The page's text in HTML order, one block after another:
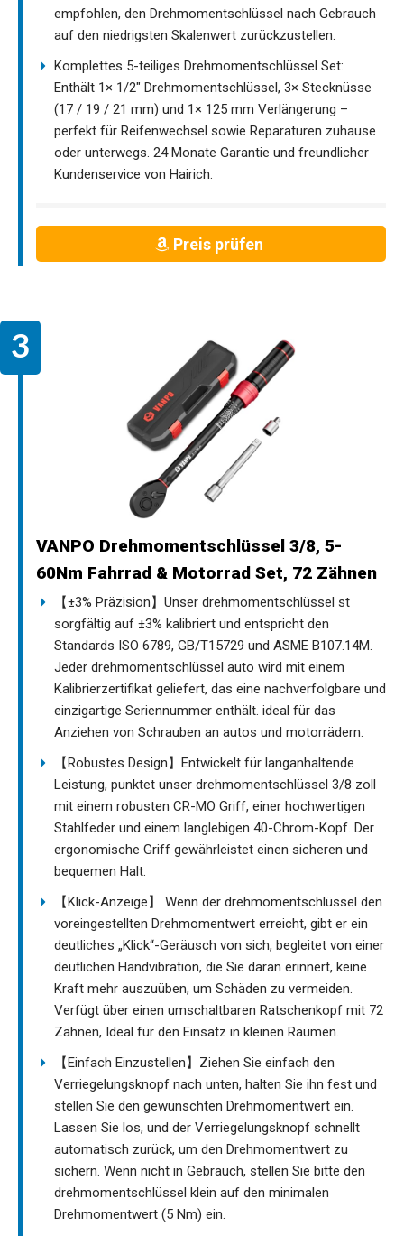
empfohlen, den Drehmomentschlüssel nach Gebrauch
auf den niedrigsten Skalenwert zurückzustellen.
Komplettes 5-teiliges Drehmomentschlüssel Set:
Enthält 1× 1/2″ Drehmomentschlüssel, 3× Stecknüsse
(17 / 19 / 21 mm) und 1× 125 mm Verlängerung –
perfekt für Reifenwechsel sowie Reparaturen zuhause
oder unterwegs. 24 Monate Garantie und freundlicher
Kundenservice von Hairich.
Preis prüfen
VANPO Drehmomentschlüssel 3/8, 5-
60Nm Fahrrad & Motorrad Set, 72 Zähnen
【±3% Präzision】Unser drehmomentschlüssel st
sorgfältig auf ±3% kalibriert und entspricht den
Standards ISO 6789, GB/T15729 und ASME B107.14M.
Jeder drehmomentschlüssel auto wird mit einem
Kalibrierzertifikat geliefert, das eine nachverfolgbare und
einzigartige Seriennummer enthält. ideal für das
Anziehen von Schrauben an autos und motorrädern.
【Robustes Design】Entwickelt für langanhaltende
Leistung, punktet unser drehmomentschlüssel 3/8 zoll
mit einem robusten CR-MO Griff, einer hochwertigen
Stahlfeder und einem langlebigen 40-Chrom-Kopf. Der
ergonomische Griff gewährleistet einen sicheren und
bequemen Halt.
【Klick-Anzeige】 Wenn der drehmomentschlüssel den
voreingestellten Drehmomentwert erreicht, gibt er ein
deutliches „Klick“-Geräusch von sich, begleitet von einer
deutlichen Handvibration, die Sie daran erinnert, keine
Kraft mehr auszuüben, um Schäden zu vermeiden.
Verfügt über einen umschaltbaren Ratschenkopf mit 72
Zähnen, Ideal für den Einsatz in kleinen Räumen.
【Einfach Einzustellen】Ziehen Sie einfach den
Verriegelungsknopf nach unten, halten Sie ihn fest und
stellen Sie den gewünschten Drehmomentwert ein.
Lassen Sie los, und der Verriegelungsknopf schnellt
automatisch zurück, um den Drehmomentwert zu
sichern. Wenn nicht in Gebrauch, stellen Sie bitte den
drehmomentschlüssel klein auf den minimalen
Drehmomentwert (5 Nm) ein.